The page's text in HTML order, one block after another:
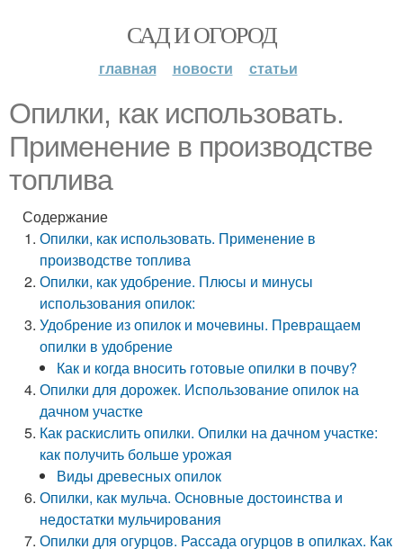
САД И ОГОРОД
главная новости статьи
Опилки, как использовать.
Применение в производстве
топлива
Содержание
Опилки, как использовать. Применение в
производстве топлива
Опилки, как удобрение. Плюсы и минусы
использования опилок:
Удобрение из опилок и мочевины. Превращаем
опилки в удобрение
Как и когда вносить готовые опилки в почву?
Опилки для дорожек. Использование опилок на
дачном участке
Как раскислить опилки. Опилки на дачном участке:
как получить больше урожая
Виды древесных опилок
Опилки, как мульча. Основные достоинства и
недостатки мульчирования
Опилки для огурцов. Рассада огурцов в опилках. Как